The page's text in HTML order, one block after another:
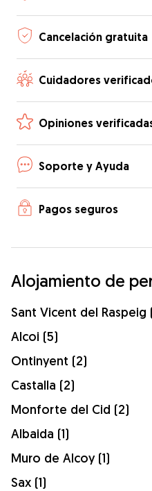
Cancelación gratuita
Cuidadores
Opiniones
Soporte y Ayuda
Pagos seguros
Alojamiento de
Sant Vicent del Raspeig
Alcoi (5)
Ontinyent (2)
Castalla (2)
Monforte del Cid (2)
Albaida (1)
Muro de Alcoy (1)
Sax (1)